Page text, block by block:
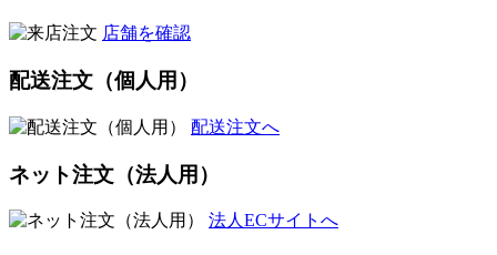
店舗を確認
配送注文（個人用）
配送注文へ
ネット注文（法人用）
法人ECサイトへ